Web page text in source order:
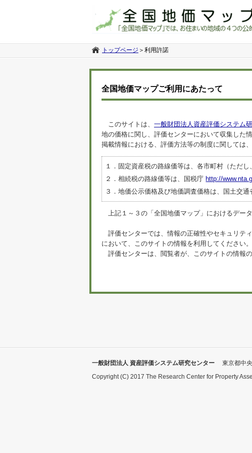
トップページ ＞ 利用許諾
全国地価マップご利用にあたって
このサイトは、 一般財団法人資産評価システム
地の価格に関し、評価センターにおいて収集した
掲載情報における、評価方法等の制度に関しては
１．固定資産税の路線価等は、各市町村（ただし
２．相続税の路線価等は、国税庁 http://
３．地価公示価格及び地価調査価格は、国土交通
上記１～３の「全国地価マップ」におけるデー
評価センターでは、情報の正確性やセキュリテ
において、このサイトの情報を利用してください。
評価センターは、閲覧者が、このサイトの情報
一般財団法人 資産評価システム研究センター
東京都中
Copyright (C) 2017 The Research Center for Property